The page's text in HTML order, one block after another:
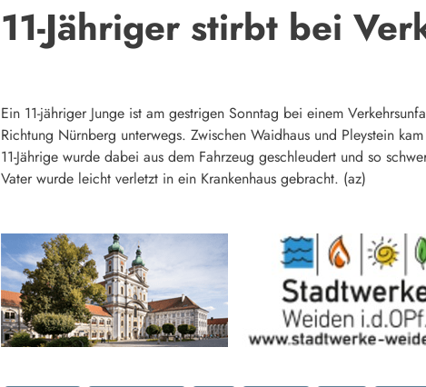
11-Jähriger stirbt bei
Ein 11-jähriger Junge ist am gestrigen Sonntag bei einem
Richtung Nürnberg unterwegs. Zwischen Waidhaus und Pleystein
11-Jährige wurde dabei aus dem Fahrzeug geschleudert und so
Vater wurde leicht verletzt in ein Krankenhaus gebracht. (az)